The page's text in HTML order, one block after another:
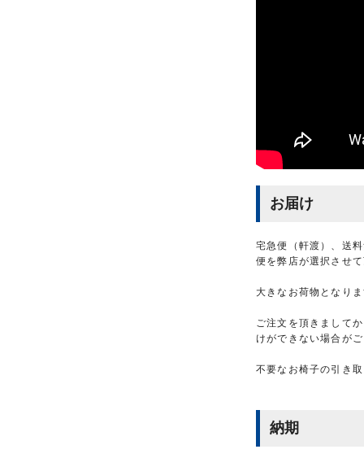
お届け
宅急便（軒渡）、送
便を弊店が選択させ
大きなお荷物となり
ご注文を頂きまして
けができない場合が
不要なお椅子の引き
納期